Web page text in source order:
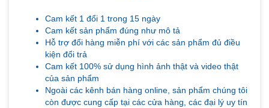
Cam kết 1 đổi 1 trong 15 ngày
Cam kết sản phẩm đúng như mô tả
Hỗ trợ đổi hàng miễn phí với các sản phẩm đủ điều
kiện đổi trả
Cam kết 100% sử dụng hình ảnh thật và video thật
của sản phẩm
Ngoài các kênh bán hàng online, sản phẩm chúng tôi
còn được cung cấp tại các cửa hàng, các đại lý uy tín